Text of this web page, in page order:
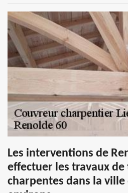
Les interventions de
effectuer les travaux
charpentes dans la ville